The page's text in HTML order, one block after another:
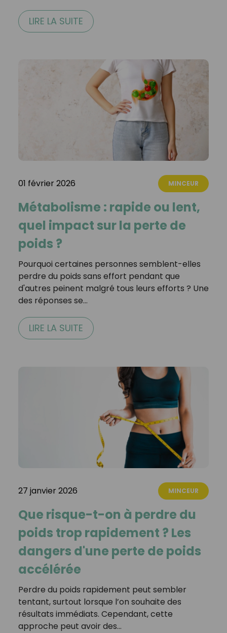
LIRE LA SUITE
01 février 2026 MINCEUR
Métabolisme : rapide ou lent,
quel impact sur la perte de
poids ?
Pourquoi certaines personnes semblent-elles
perdre du poids sans effort pendant que
d'autres peinent malgré tous leurs efforts ? Une
des réponses se…
LIRE LA SUITE
27 janvier 2026 MINCEUR
Que risque-t-on à perdre du
poids trop rapidement ? Les
dangers d'une perte de poids
accélérée
Perdre du poids rapidement peut sembler
tentant, surtout lorsque l’on souhaite des
résultats immédiats. Cependant, cette
approche peut avoir des…